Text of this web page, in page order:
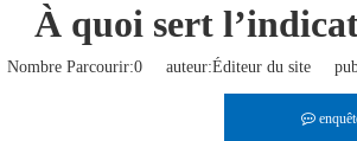
À quoi sert
Nombre Parcourir:0auteur:Éditeur du site